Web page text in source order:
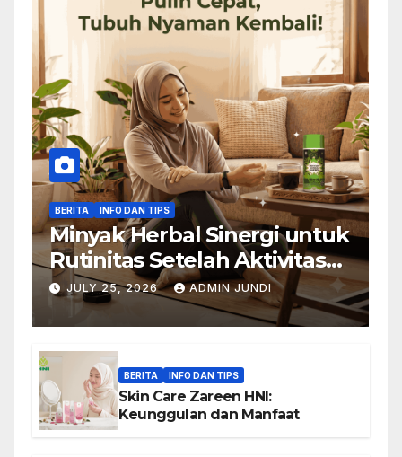
BERITA INFO DAN TIPS
Minyak Herbal Sinergi untuk
Rutinitas Setelah Aktivitas
Padat
JULY 25, 2026 ADMIN JUNDI
BERITA INFO DAN TIPS
Skin Care Zareen HNI:
Keunggulan dan Manfaat